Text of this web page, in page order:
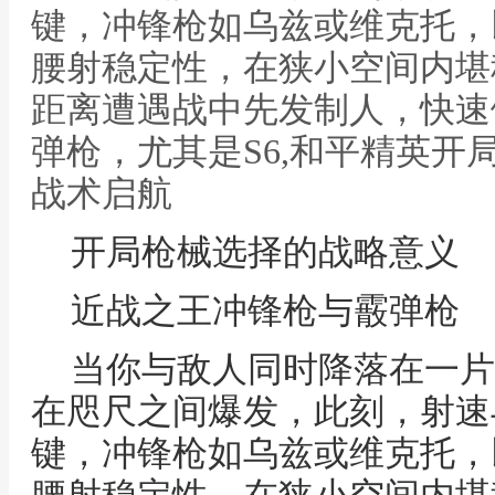
键，冲锋枪如乌兹或维克托
腰射稳定性，在狭小空间内
距离遭遇战中先发制人，快
弹枪，尤其是S6,和平精英开
战术启航
开局枪械选择的战略意义
近战之王冲锋枪与霰弹枪
当你与敌人同时降落在一
在咫尺之间爆发，此刻，射
键，冲锋枪如乌兹或维克托